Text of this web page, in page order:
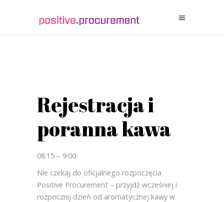
Rejestracja i
poranna kawa
08:15 – 9:00
Nie czekaj do oficjalnego rozpoczęcia
Positive Procurement – przyjdź wcześniej i
rozpocznij dzień od aromatycznej kawy w